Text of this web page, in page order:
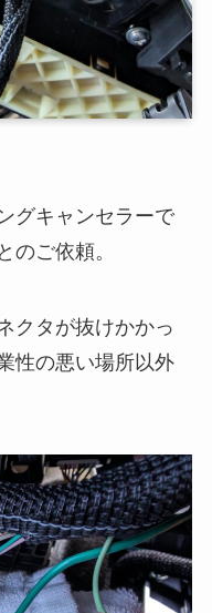
グキャンセラーで
のご依頼。
クタが抜けかかっ
性の悪い場所以外